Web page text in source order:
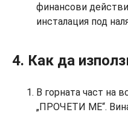
финансови
инсталация под
4. Как да
В горната част на
„ПРОЧЕТИ МЕ“.